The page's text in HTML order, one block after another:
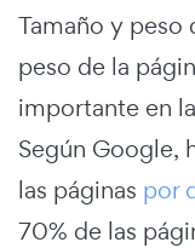
Tamaño y peso
peso de la
importante en
Según Google,
las páginas por
70% de las